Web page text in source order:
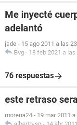
Me inyecté
adelantó
jade - 15 ago 2011 a las
Bvg - 18 feb 2021 a las
76 respuestas
este retraso
morena24 - 19 mar 2011